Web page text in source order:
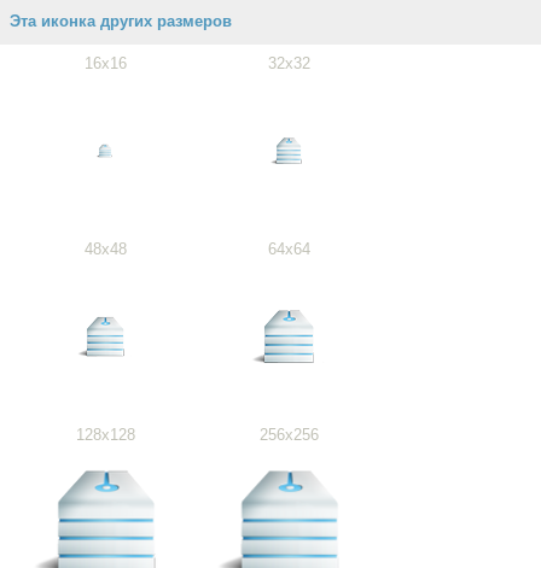
Эта иконка других размеров
16x16 32x32
48x48 64x64
128x128 256x256